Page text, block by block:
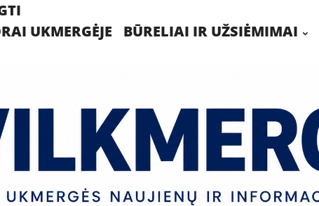
UKMERGĖJE BŪRELIAI IR UŽSIĖMIMAI